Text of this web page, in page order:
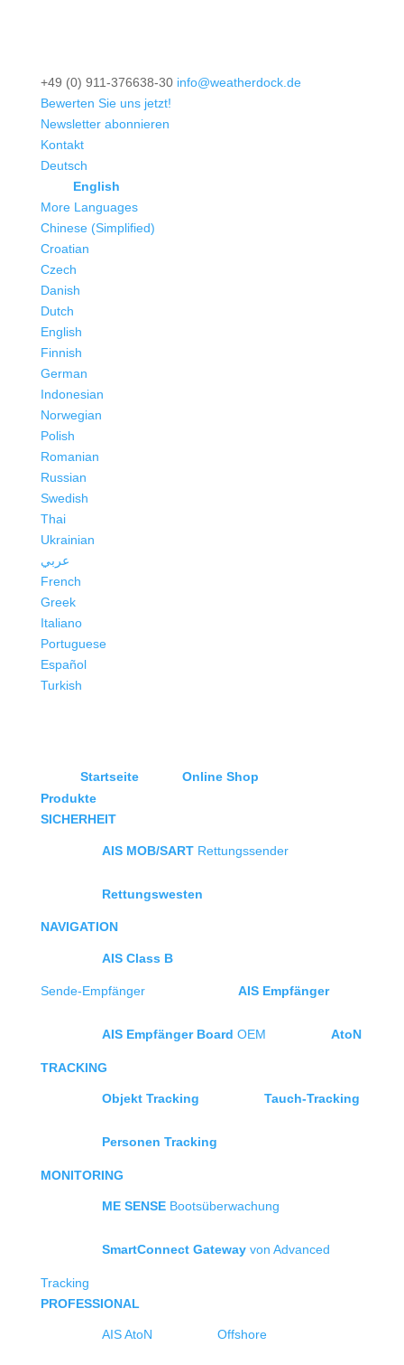
+49 (0) 911-376638-30 info@weatherdock.de
Bewerten Sie uns jetzt!
Newsletter abonnieren
Kontakt
Deutsch
English
More Languages
Chinese (Simplified)
Croatian
Czech
Danish
Dutch
English
Finnish
German
Indonesian
Norwegian
Polish
Romanian
Russian
Swedish
Thai
Ukrainian
عربي
French
Greek
Italiano
Portuguese
Español
Turkish
Startseite
Online Shop
Produkte
SICHERHEIT
AIS MOB/SARTRettungssender
Rettungswesten
NAVIGATION
AIS Class B
Sende-Empfänger AIS Empfänger
AIS Empfänger Board OEM AtoN
TRACKING
Objekt Tracking Tauch-Tracking
Personen Tracking
MONITORING
ME SENSEBootsüberwachung
SmartConnect Gatewayvon Advanced
Tracking
PROFESSIONAL
AIS AtoN Offshore